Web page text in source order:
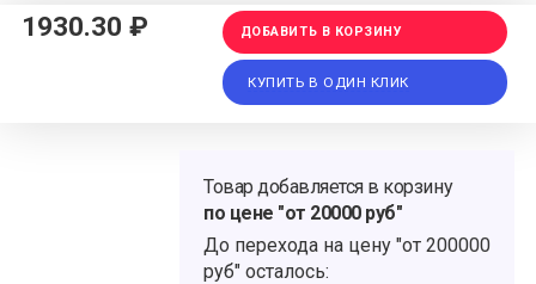
1930.30 ₽ ДОБАВИТЬ В КОРЗИНУ
КУПИТЬ В ОДИН КЛИК
Товар добавляется в корзину
по цене "от 20000 руб"
До перехода на цену "от 200000
руб" осталось: